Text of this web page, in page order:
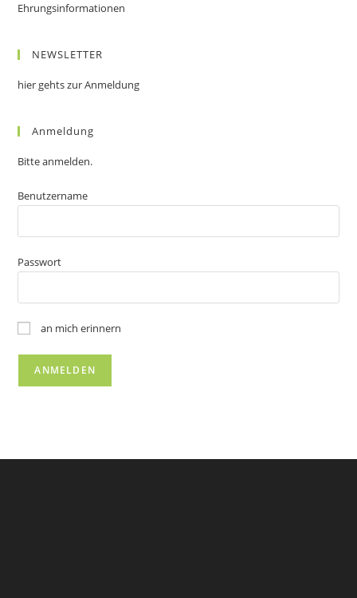
Ehrungsinformationen
NEWSLETTER
hier gehts zur Anmeldung
Anmeldung
Bitte anmelden.
Benutzername
Passwort
an mich erinnern